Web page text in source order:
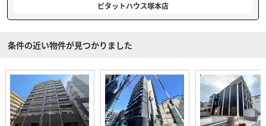
ピタットハウス塚本店
条件の近い物件が見つかりました